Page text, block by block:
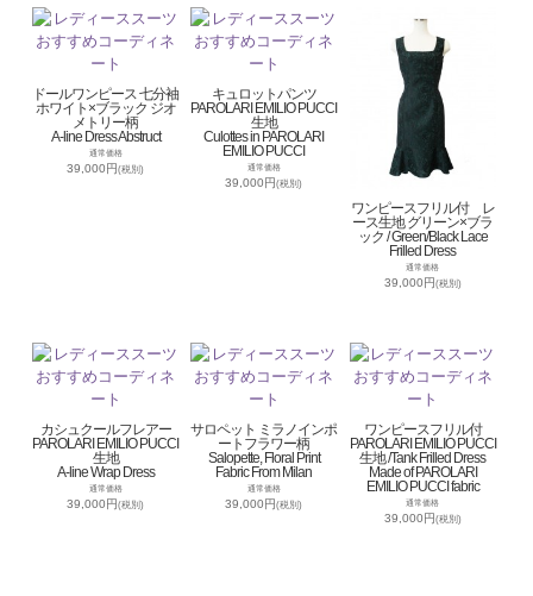
ドールワンピース 七分袖
ホワイト×ブラック ジオ
メトリー柄
A-line Dress Abstruct
通常価格
39,000円(税別)
キュロットパンツ
PAROLARI EMILIO PUCCI
生地
Culottes in PAROLARI
EMILIO PUCCI
通常価格
39,000円(税別)
ワンピースフリル付 レ
ース生地 グリーン×ブラ
ック / Green/Black Lace
Frilled Dress
通常価格
39,000円(税別)
カシュクールフレアー
PAROLARI EMILIO PUCCI
生地
A-line Wrap Dress
通常価格
39,000円(税別)
サロペット ミラノインポ
ートフラワー柄
Salopette, Floral Print
Fabric From Milan
通常価格
39,000円(税別)
ワンピースフリル付
PAROLARI EMILIO PUCCI
生地 /Tank Frilled Dress
Made of PAROLARI
EMILIO PUCCI fabric
通常価格
39,000円(税別)